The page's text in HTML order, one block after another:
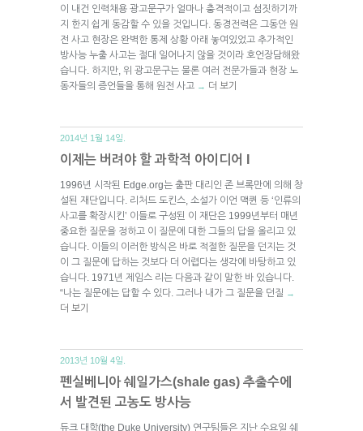
이 내건 인력채용 광고문구가 얼마나 충격적이고 섬짓하기까
지 한지 쉽게 동감할 수 있을 것입니다. 동경전력은 그동안 원
전 사고 현장은 완벽한 통제 상황 아래 놓여있었고 추가적인
방사능 누출 사고는 절대 일어나지 않을 것이라 호언장담해왔
습니다. 하지만, 위 광고문구는 물론 여러 전문가들과 현장 노
동자들의 증언들을 통해 원전 사고 → 더 보기
2014년 1월 14일.
이제는 버려야 할 과학적 아이디어 I
1996년 시작된 Edge.org는 출판 대리인 존 브록만에 의해 창
설된 재단입니다. 리처드 도킨스, 소설가 이언 맥퀸 등 ‘인류의
사고를 확장시킨’ 이들로 구성된 이 재단은 1999년부터 매년
중요한 질문을 정하고 이 질문에 대한 그들의 답을 올리고 있
습니다. 이들의 이러한 방식은 바로 적절한 질문을 던지는 것
이 그 질문에 답하는 것보다 더 어렵다는 생각에 바탕하고 있
습니다. 1971년 제임스 리는 다음과 같이 말한 바 있습니다.
“나는 질문에는 답할 수 있다. 그러나 내가 그 질문을 던질 →
더 보기
2013년 10월 4일.
펜실베니아 쉐일가스(shale gas) 추출수에
서 발견된 고농도 방사능
듀크 대학(the Duke University) 연구팀들은 지난 수요일 쉐